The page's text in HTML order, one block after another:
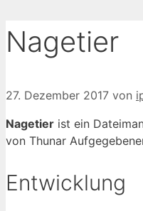
Nagetier
27. Dezember 2017 von
Nagetier ist ein
von Thunar
Entwicklung